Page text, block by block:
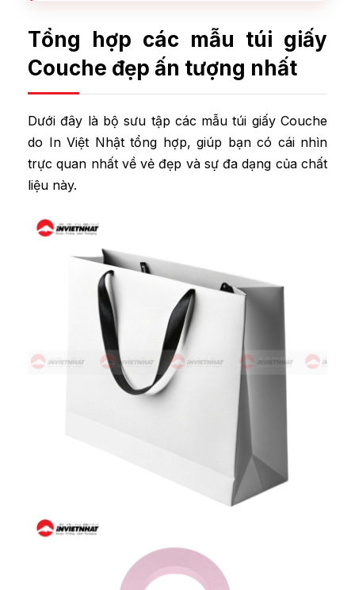
Tổng hợp các mẫu túi giấy
Couche đẹp ấn tượng nhất
Dưới đây là bộ sưu tập các mẫu túi giấy Couche
do In Việt Nhật tổng hợp, giúp bạn có cái nhìn
trực quan nhất về vẻ đẹp và sự đa dạng của chất
liệu này.